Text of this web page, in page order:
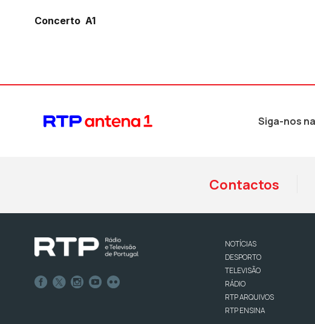
Concerto A1
Siga-nos
Contactos
NOTÍCIAS
DESPORTO
TELEVISÃO
RÁDIO
RTP ARQUIVOS
RTP ENSINA